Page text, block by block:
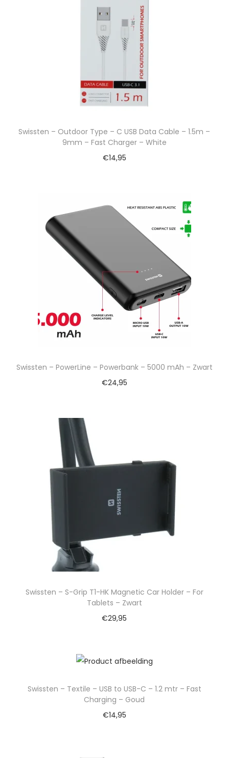
Swissten – Outdoor Type – C USB Data Cable – 1.5m –
9mm – Fast Charger – White
€14,95
Swissten – PowerLine – Powerbank – 5000 mAh – Zwart
€24,95
Swissten – S-Grip T1-HK Magnetic Car Holder – For
Tablets – Zwart
€29,95
Swissten – Textile – USB to USB-C – 1.2 mtr – Fast
Charging – Goud
€14,95